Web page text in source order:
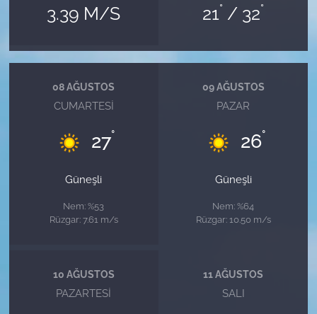
3.39 M/S 21° / 32°
08 AĞUSTOS
CUMARTESI
27°
Güneşli
Nem: %53
Rüzgar: 7.61 m/s
09 AĞUSTOS
PAZAR
26°
Güneşli
Nem: %64
Rüzgar: 10.50 m/s
10 AĞUSTOS
PAZARTESI
11 AĞUSTOS
SALI